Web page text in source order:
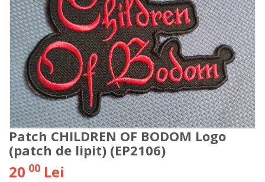
Patch CHILDREN OF BODOM Logo
(patch de lipit) (EP2106)
20 00 Lei